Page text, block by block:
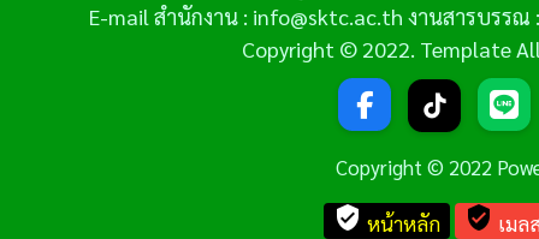
E-mail สำนักงาน : info@sktc.ac.th งานสารบรร
Copyright © 2022. Template
Copyright © 2022
verified_user หน้าหลัก verified_user เมล